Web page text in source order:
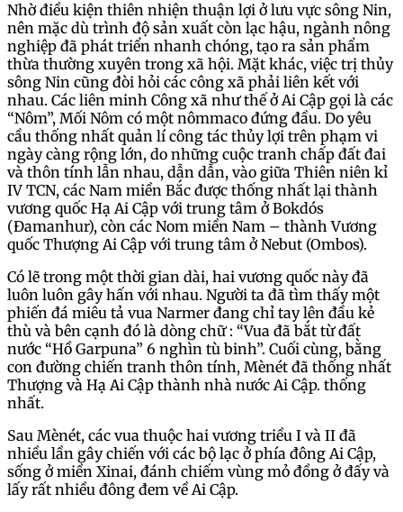
Nhờ điều kiện thiên nhiện thuận lợi ở lưu vực sông Nin,
nên mặc dù trình độ sản xuất còn lạc hậu, ngành nông
nghiệp đã phát triển nhanh chóng, tạo ra sản phẩm
thừa thường xuyên trong xã hội. Mặt khác, việc trị thủy
sông Nin cũng đòi hỏi các công xã phải liên kết với
nhau. Các liên minh Công xã như thế ở Ai Cập gọi là các
“Nôm”, Mối Nôm có một nômmaco đứng đầu. Do yêu
cầu thống nhất quản lí công tác thủy lợi trên phạm vi
ngày càng rộng lớn, do những cuộc tranh chấp đất đai
và thôn tính lẫn nhau, dẫn dẫn, vào giữa Thiên niên kỉ
IV TCN, các Nam miền Bắc được thống nhất lại thành
vương quốc Hạ Ai Cập với trung tâm ở Bokdós
(Đamanhur), còn các Nom miền Nam – thành Vương
quốc Thượng Ai Cập với trung tâm ở Nebut (Ombos).
Có lẽ trong một thời gian dài, hai vương quốc này đã
luôn luôn gây hấn với nhau. Người ta đã tìm thấy một
phiến đá miêu tả vua Narmer đang chỉ tay lên đầu kẻ
thù và bên cạnh đó là dòng chữ : “Vua đã bắt từ đất
nước “Hồ Garpuna” 6 nghìn tù binh”. Cuối cùng, bằng
con đường chiến tranh thôn tính, Mènét đã thống nhất
Thượng và Hạ Ai Cập thành nhà nước Ai Cập. thống
nhất.
Sau Mènét, các vua thuộc hai vương triều I và II đã
nhiều lần gây chiến với các bộ lạc ở phía đông Ai Cập,
sống ở miền Xinai, đánh chiếm vùng mỏ đồng ở đấy và
lấy rất nhiều đông đem về Ai Cập.